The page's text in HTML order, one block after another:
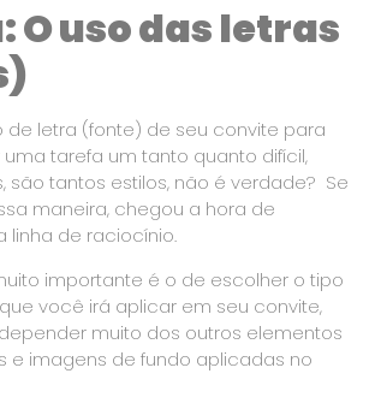
O uso das letras
de letra (fonte) de seu convite para
tarefa um tanto quanto difícil,
são tantos estilos, não é verdade? Se
maneira, chegou a hora de
linha de raciocínio.
importante é o de escolher o tipo
você irá aplicar em seu convite,
muito dos outros elementos
e imagens de fundo aplicadas no